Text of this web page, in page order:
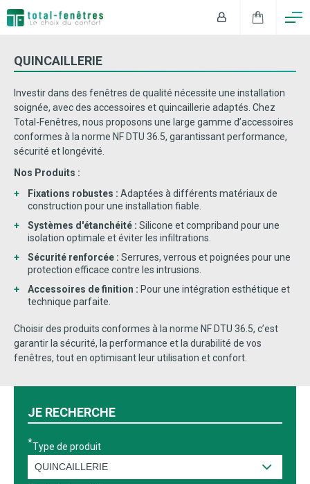
QUINCAILLERIE
Investir dans des fenêtres de qualité nécessite une installation
soignée, avec des accessoires et quincaillerie adaptés. Chez
Total-Fenêtres, nous proposons une large gamme d’accessoires
conformes à la norme NF DTU 36.5, garantissant performance,
sécurité et longévité.
Nos Produits :
Fixations robustes : Adaptées à différents matériaux de
construction pour une installation fiable.
Systèmes d'étanchéité : Silicone et compriband pour une
isolation optimale et éviter les infiltrations.
Sécurité renforcée : Serrures, verrous et poignées pour une
protection efficace contre les intrusions.
Accessoires de finition : Pour une intégration esthétique et
technique parfaite.
Choisir des produits conformes à la norme NF DTU 36.5, c’est
garantir la sécurité, la performance et la durabilité de vos
fenêtres, tout en optimisant leur utilisation et confort.
JE RECHERCHE
Type de produit